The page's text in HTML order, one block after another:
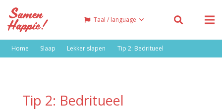
Taal / language
Home Slaap Lekker slapen Tip 2: Bedritueel
Tip 2: Bedritueel